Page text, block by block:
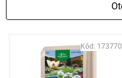
Kód: 173770